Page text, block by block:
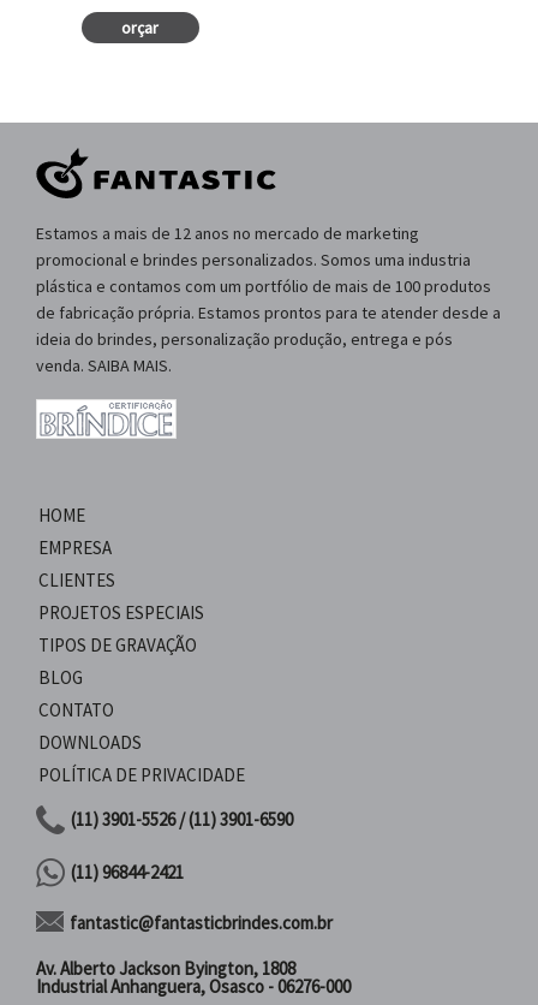
orçar
Estamos a mais de 12 anos no mercado de marketing
promocional e brindes personalizados. Somos uma industria
plástica e contamos com um portfólio de mais de 100 produtos
de fabricação própria. Estamos prontos para te atender desde a
ideia do brindes, personalização produção, entrega e pós
venda. SAIBA MAIS.
HOME
EMPRESA
CLIENTES
PROJETOS ESPECIAIS
TIPOS DE GRAVAÇÃO
BLOG
CONTATO
DOWNLOADS
POLÍTICA DE PRIVACIDADE
(11) 3901-5526 / (11) 3901-6590
(11) 96844-2421
fantastic@fantasticbrindes.com.br
Av. Alberto Jackson Byington, 1808
Industrial Anhanguera, Osasco - 06276-000